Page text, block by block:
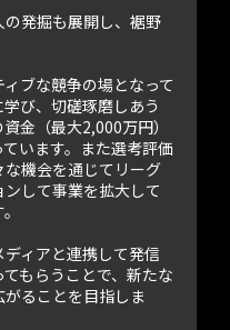
発掘も展開し、裾野
ブな競争の場となって
び、切磋琢磨しあう
金（最大2,000万円）
います。また選考評価
機会を通じてリーグ
して事業を拡大して
ィアと連携して発信
もらうことで、新たな
ることを目指しま